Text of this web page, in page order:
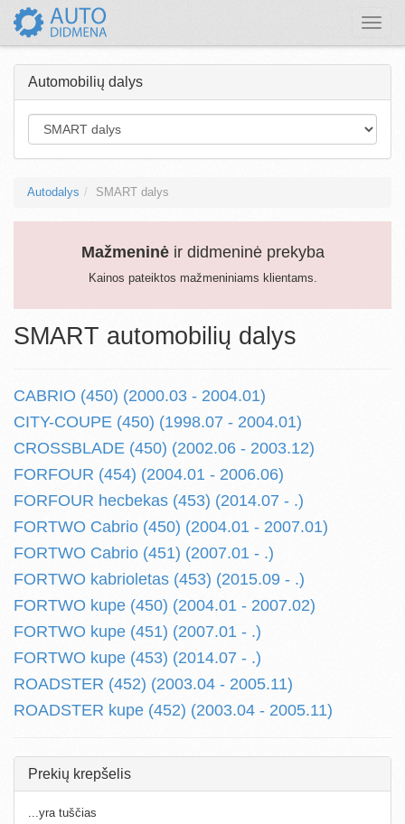
Toggle
Automobilių dalys
Autodalys SMART dalys
Mažmeninėir didmeninė prekyba
Kainos pateiktos mažmeniniams klientams.
SMART automobilių dalys
CABRIO (450) (2000.03 - 2004.01)
CITY-COUPE (450) (1998.07 - 2004.01)
CROSSBLADE (450) (2002.06 - 2003.12)
FORFOUR (454) (2004.01 - 2006.06)
FORFOUR hecbekas (453) (2014.07 - .)
FORTWO Cabrio (450) (2004.01 - 2007.01)
FORTWO Cabrio (451) (2007.01 - .)
FORTWO kabrioletas (453) (2015.09 - .)
FORTWO kupe (450) (2004.01 - 2007.02)
FORTWO kupe (451) (2007.01 - .)
FORTWO kupe (453) (2014.07 - .)
ROADSTER (452) (2003.04 - 2005.11)
ROADSTER kupe (452) (2003.04 - 2005.11)
Prekių krepšelis
...yra tuščias